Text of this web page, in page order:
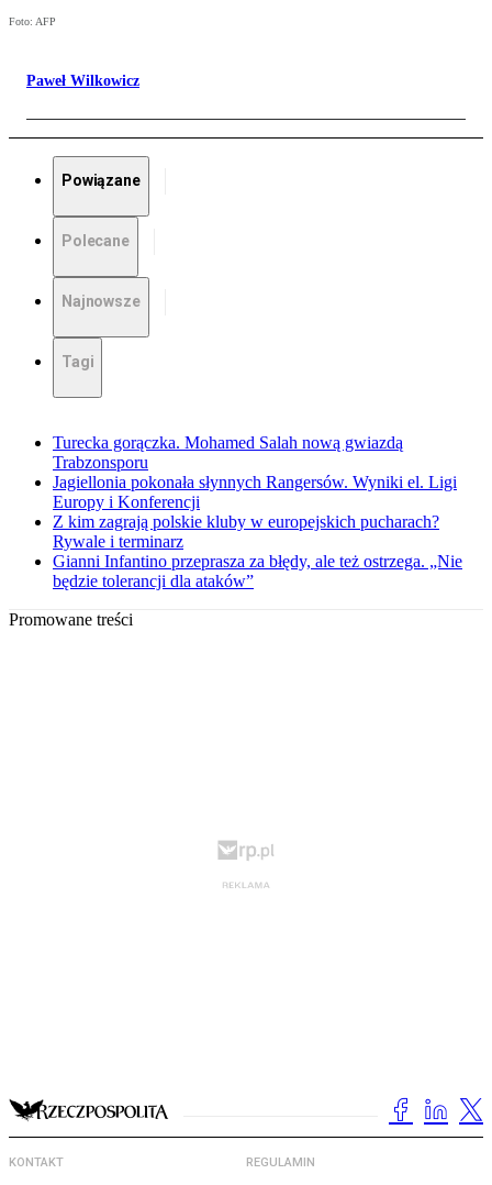
Foto: AFP
Paweł Wilkowicz
Powiązane
Polecane
Najnowsze
Tagi
Turecka gorączka. Mohamed Salah nową gwiazdą
Trabzonsporu
Jagiellonia pokonała słynnych Rangersów. Wyniki el. Ligi
Europy i Konferencji
Z kim zagrają polskie kluby w europejskich pucharach?
Rywale i terminarz
Gianni Infantino przeprasza za błędy, ale też ostrzega. „Nie
będzie tolerancji dla ataków”
Promowane treści
KONTAKT REGULAMIN